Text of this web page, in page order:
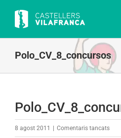
content
Polo_CV_8_concursos
8 agost 2011 Comentaris tancatsa